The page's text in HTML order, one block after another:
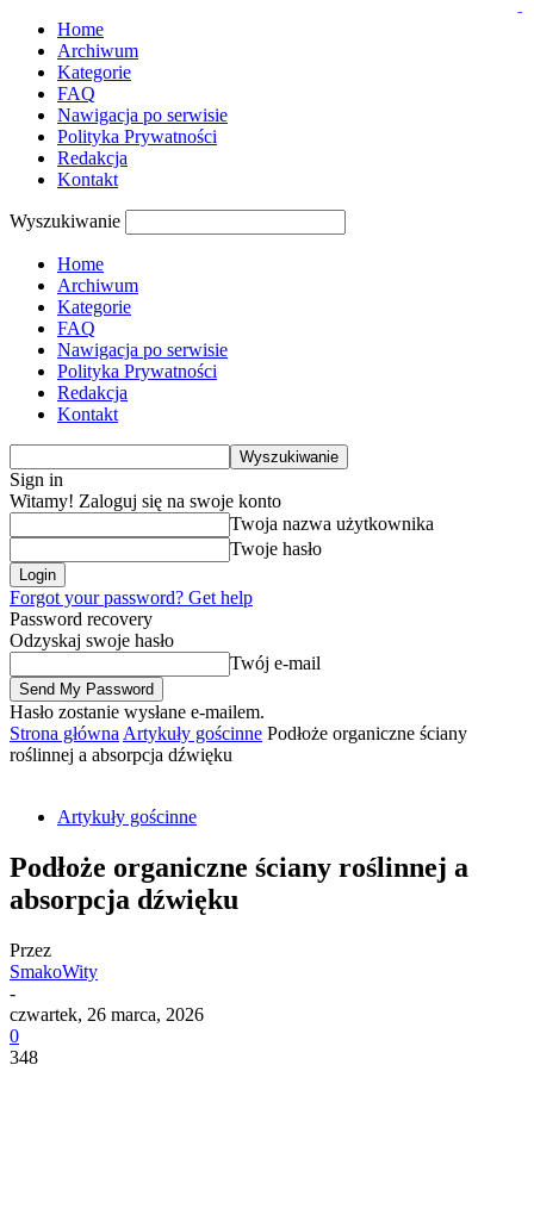
Home
Archiwum
Kategorie
FAQ
Nawigacja po serwisie
Polityka Prywatności
Redakcja
Kontakt
Wyszukiwanie
Home
Archiwum
Kategorie
FAQ
Nawigacja po serwisie
Polityka Prywatności
Redakcja
Kontakt
Sign in
Witamy! Zaloguj się na swoje konto
Twoja nazwa użytkownika
Twoje hasło
Forgot your password? Get help
Password recovery
Odzyskaj swoje hasło
Twój e-mail
Hasło zostanie wysłane e-mailem.
Strona główna Artykuły gościnne Podłoże organiczne ściany
roślinnej a absorpcja dźwięku
Artykuły gościnne
Podłoże organiczne ściany roślinnej a
absorpcja dźwięku
Przez
SmakoWity
-
czwartek, 26 marca, 2026
0
348